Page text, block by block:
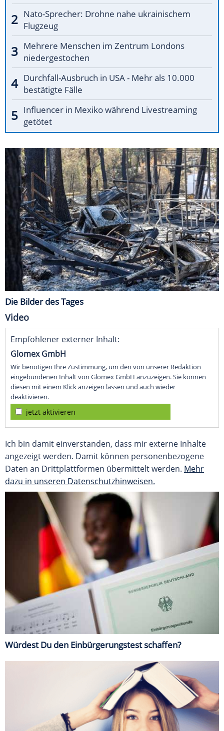
Nato-Sprecher: Drohne nahe ukrainischem
Flugzeug
Mehrere Menschen im Zentrum Londons
niedergestochen
Durchfall-Ausbruch in USA - Mehr als 10.000
bestätigte Fälle
Influencer in Mexiko während Livestreaming
getötet
Die Bilder des Tages
Video
Empfohlener externer Inhalt:
Glomex GmbH
Wir benötigen Ihre Zustimmung, um den von unserer Redaktion
eingebundenen Inhalt von Glomex GmbH anzuzeigen. Sie können
diesen mit einem Klick anzeigen lassen und auch wieder
deaktivieren.
jetzt aktivieren
Ich bin damit einverstanden, dass mir externe Inhalte
angezeigt werden. Damit können personenbezogene
Daten an Drittplattformen übermittelt werden. Mehr
dazu in unseren Datenschutzhinweisen.
Würdest Du den Einbürgerungstest schaffen?